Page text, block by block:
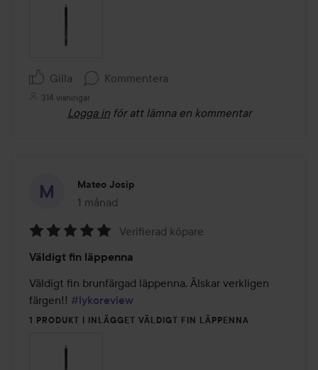
Gilla Kommentera
314 visningar
Logga in för att lämna en kommentar
Mateo Josip
1 månad
Inlägget skapades 1 månad
5
av
5
Verifierad köpare
Väldigt fin läppenna
Väldigt fin brunfärgad läppenna. Älskar verkligen
färgen!! #lykoreview
1 PRODUKT I INLÄGGET VÄLDIGT FIN LÄPPENNA